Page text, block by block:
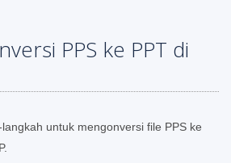
PPS ke PPT di
untuk mengonversi file PPS ke